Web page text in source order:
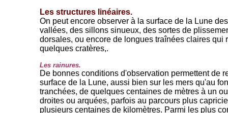
Les structures linéaires.
On peut encore observer à la surface de la Lune
vallées, des sillons sinueux, des sortes de
dorsales, ou encore de longues traînées claires qui
quelques cratères,.
Les rainures.
De bonnes conditions d'observation permettent de
surface de la Lune, aussi bien sur les mers qu'au
tranchées, de quelques centaines de mètres à un
droites ou arquées, parfois au parcours plus
plusieurs centaines de kilomètres. Parmi les plus